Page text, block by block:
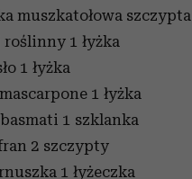
muszkatołowa szczypta
roślinny 1 łyżka
1 łyżka
1 łyżka
1 szklanka
2 szczypty
1 łyżeczka